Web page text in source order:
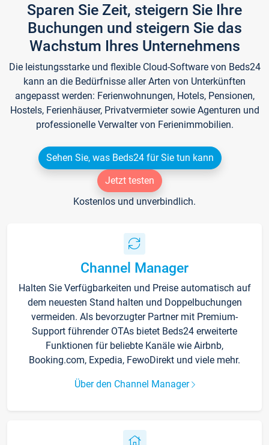
Sparen Sie Zeit, steigern Sie Ihre
Buchungen und steigern Sie das
Wachstum Ihres Unternehmens
Die leistungsstarke und flexible Cloud-Software von Beds24
kann an die Bedürfnisse aller Arten von Unterkünften
angepasst werden: Ferienwohnungen, Hotels, Pensionen,
Hostels, Ferienhäuser, Privatvermieter sowie Agenturen und
professionelle Verwalter von Ferienimmobilien.
Sehen Sie, was Beds24 für Sie tun kann
Jetzt testen
Kostenlos und unverbindlich.
Channel Manager
Halten Sie Verfügbarkeiten und Preise automatisch auf
dem neuesten Stand halten und Doppelbuchungen
vermeiden. Als bevorzugter Partner mit Premium-
Support führender OTAs bietet Beds24 erweiterte
Funktionen für beliebte Kanäle wie Airbnb,
Booking.com, Expedia, FewoDirekt und viele mehr.
Über den Channel Manager